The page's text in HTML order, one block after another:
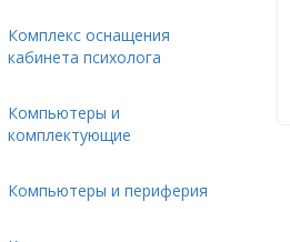
Комплекс оснащения
кабинета психолога
Компьютеры и
комплектующие
Компьютеры и периферия